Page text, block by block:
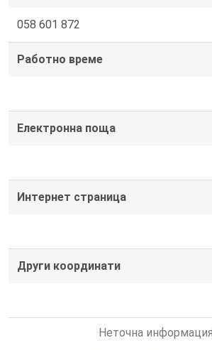
058 601 872
Работно време
Електронна поща
Интернет страница
Други координати
Неточна